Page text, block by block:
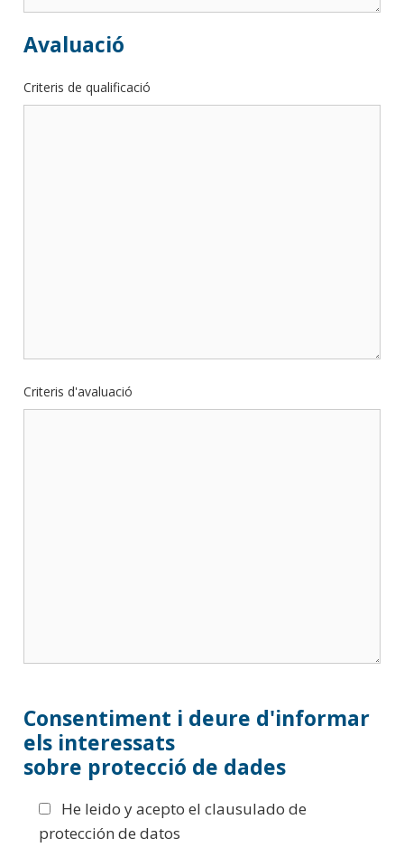
Avaluació
Criteris de qualificació
Criteris d'avaluació
Consentiment i deure d'informar
els interessats
sobre protecció de dades
He leido y acepto el clausulado de
protección de datos